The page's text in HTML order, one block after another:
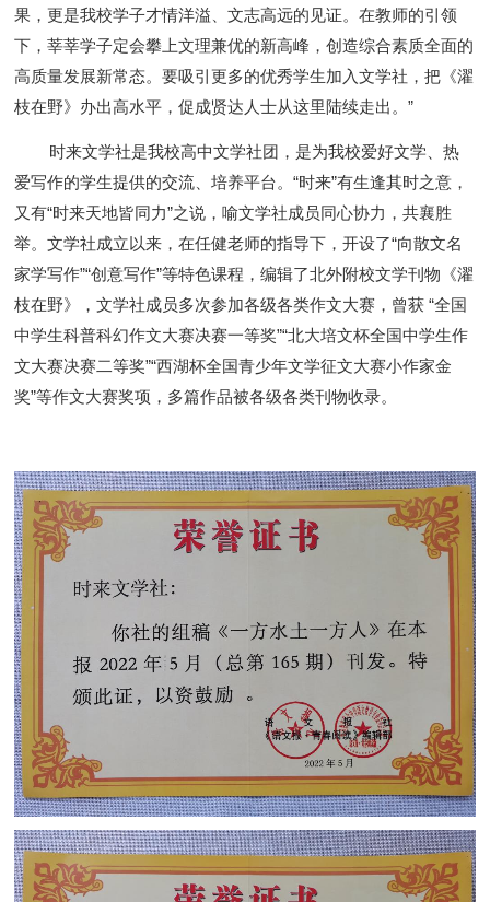
果，更是我校学子才情洋溢、文志高远的见证。在教师的引领
下，莘莘学子定会攀上文理兼优的新高峰，创造综合素质全面的
高质量发展新常态。要吸引更多的优秀学生加入文学社，把《濯
枝在野》办出高水平，促成贤达人士从这里陆续走出。”
时来文学社是我校高中文学社团，是为我校爱好文学、热
爱写作的学生提供的交流、培养平台。“时来”有生逢其时之意，
又有“时来天地皆同力”之说，喻文学社成员同心协力，共襄胜
举。文学社成立以来，在任健老师的指导下，开设了“向散文名
家学写作”“创意写作”等特色课程，编辑了北外附校文学刊物《濯
枝在野》，文学社成员多次参加各级各类作文大赛，曾获 “全国
中学生科普科幻作文大赛决赛一等奖”“北大培文杯全国中学生作
文大赛决赛二等奖”“西湖杯全国青少年文学征文大赛小作家金
奖”等作文大赛奖项，多篇作品被各级各类刊物收录。